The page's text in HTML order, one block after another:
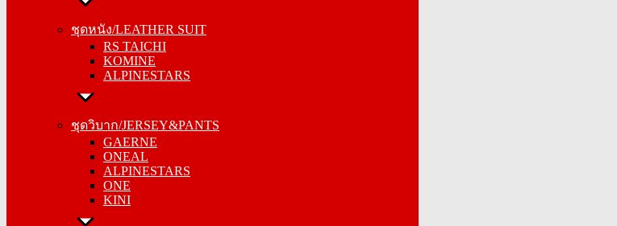
ชุดหนัง/LEATHER SUIT
RS TAICHI
KOMINE
ALPINESTARS
ชุดวิบาก/JERSEY&PANTS
GAERNE
ONEAL
ALPINESTARS
ONE
KINI
RS TAICHI
KOMINE
ALPINESTARS
GAERNE
ONEAL
ALPINESTARS
ONE
KINI